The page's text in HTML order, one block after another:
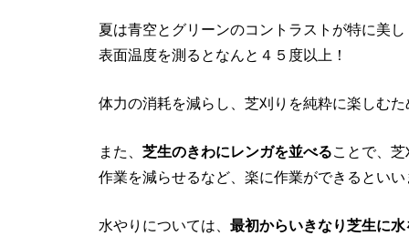
夏は青空とグリーンのコントラストが特に美
表面温度を測るとなんと４５度以上！
体力の消耗を減らし、芝刈りを純粋に楽しむ
また、 芝生のきわにレンガを並べることで、
作業を減らせるなど、楽に作業ができるとい
水やりについては、 最初からいきなり芝生に